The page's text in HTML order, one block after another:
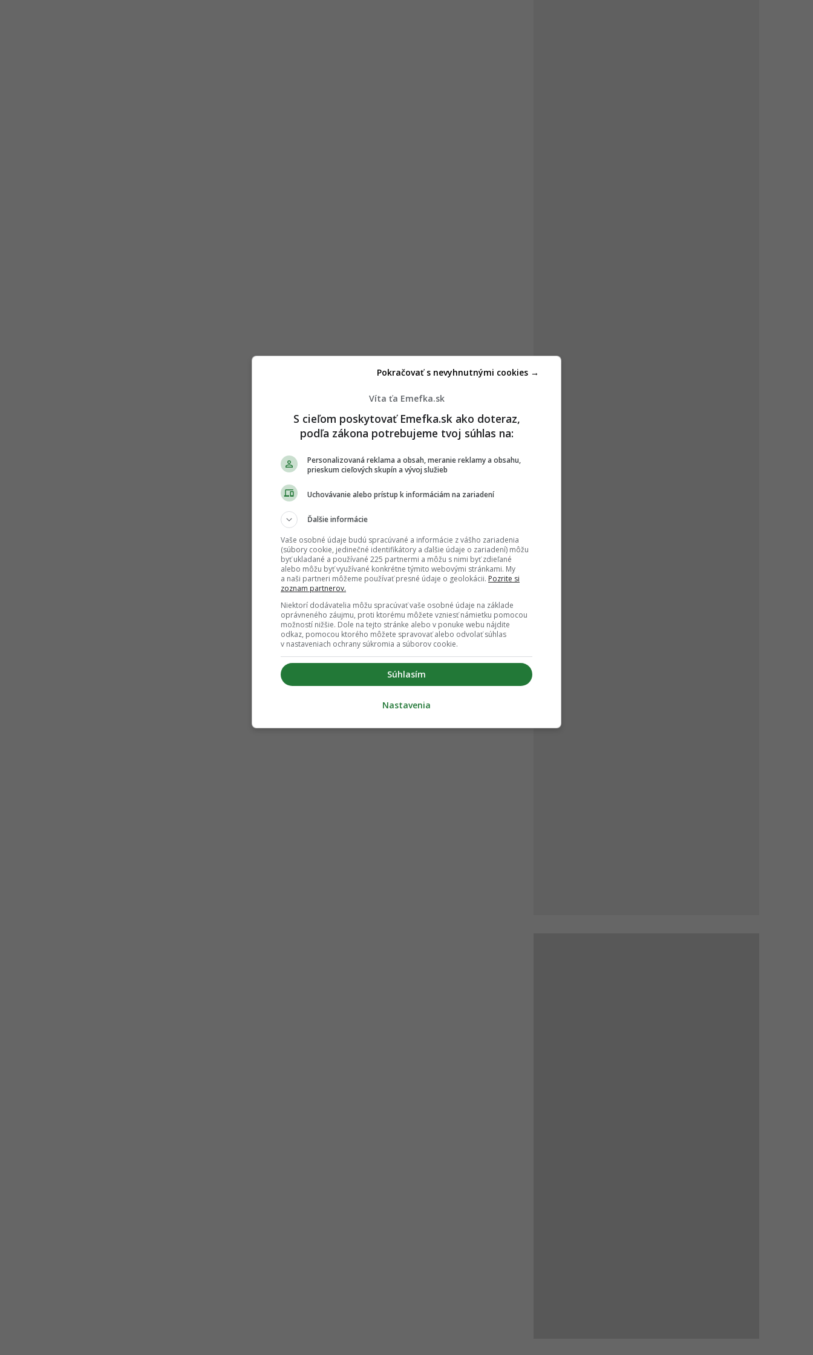
Víta ťa Emefka.sk
S cieľom poskytovať Emefka.sk ako doteraz,
podľa zákona potrebujeme tvoj súhlas na:
Personalizovaná reklama a obsah, meranie reklamy a obsahu,
prieskum cieľových skupín a vývoj služieb
Uchovávanie alebo prístup k informáciám na zariadení
Ďalšie informácie
Vaše osobné údaje budú spracúvané a informácie z vášho zariadenia
(súbory cookie, jedinečné identifikátory a ďalšie údaje o zariadení) môžu
byť ukladané a používané 225 partnermi a môžu s nimi byť zdieľané
alebo môžu byť využívané konkrétne týmito webovými stránkami. My
a naši partneri môžeme používať presné údaje o geolokácii. Pozrite si
zoznam partnerov.
Niektorí dodávatelia môžu spracúvať vaše osobné údaje na základe
oprávneného záujmu, proti ktorému môžete vzniesť námietku pomocou
možností nižšie. Dole na tejto stránke alebo v ponuke webu nájdite
odkaz, pomocou ktorého môžete spravovať alebo odvolať súhlas
v nastaveniach ochrany súkromia a súborov cookie.
Súhlasím
Pokračovať s nevyhnutnými cookies →
Nastavenia